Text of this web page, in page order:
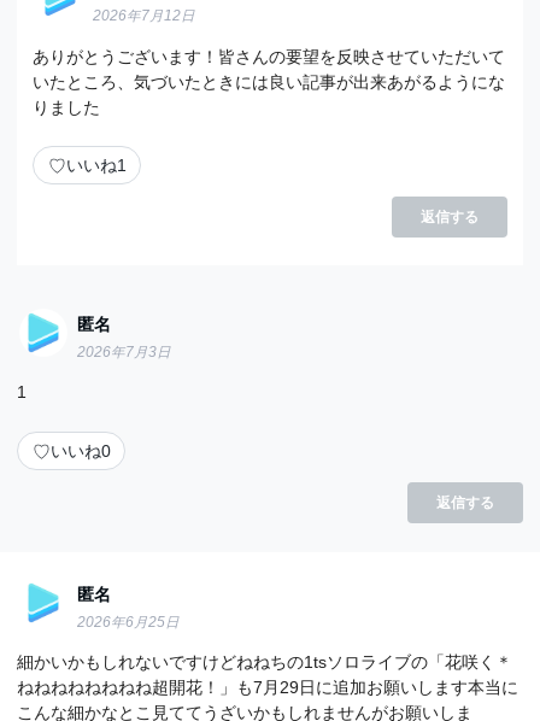
2026年7月12日
ありがとうございます！皆さんの要望を反映させていただいて
いたところ、気づいたときには良い記事が出来あがるようにな
りました
♡いいね1
返信する
匿名
2026年7月3日
1
♡いいね0
返信する
匿名
2026年6月25日
細かいかもしれないですけどねねちの1tsソロライブの「花咲く＊
ねねねねねねねね超開花！」も7月29日に追加お願いします本当に
こんな細かなとこ見ててうざいかもしれませんがお願いしま